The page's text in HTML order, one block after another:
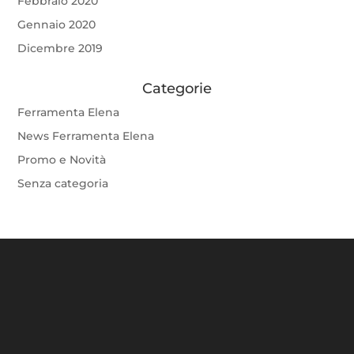
Gennaio 2020
Dicembre 2019
Categorie
Ferramenta Elena
News Ferramenta Elena
Promo e Novità
Senza categoria